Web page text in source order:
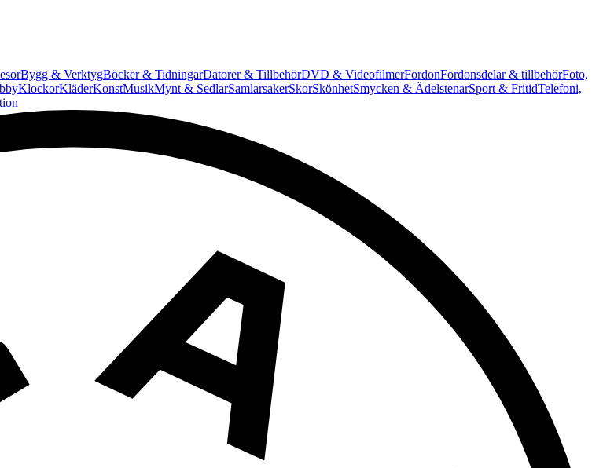
Bygg & VerktygBöcker & TidningarDatorer & TillbehörDVD & VideofilmerFordonFordonsdelar & tillbehörFoto,
KlockorKläderKonstMusikMynt & SedlarSamlarsakerSkorSkönhetSmycken & ÄdelstenarSport & FritidTelefoni,